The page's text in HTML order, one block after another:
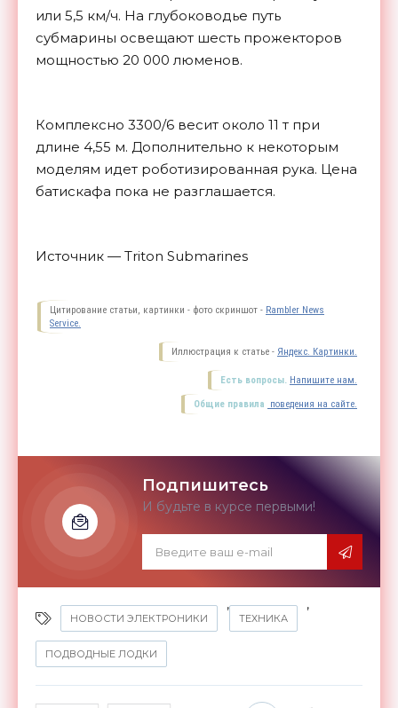
или 5,5 км/ч. На глубоководье путь
субмарины освещают шесть прожекторов
мощностью 20 000 люменов.
Комплексно 3300/6 весит около 11 т при
длине 4,55 м. Дополнительно к некоторым
моделям идет роботизированная рука. Цена
батискафа пока не разглашается.
Источник — Triton Submarines
Цитирование статьи, картинки - фото скриншот - Rambler News
Service.
Иллюстрация к статье - Яндекс. Картинки.
Есть вопросы. Напишите нам.
Общие правила поведения на сайте.
Подпишитесь
И будьте в курсе первыми!
НОВОСТИ ЭЛЕКТРОНИКИ
,
ТЕХНИКА
,
ПОДВОДНЫЕ ЛОДКИ